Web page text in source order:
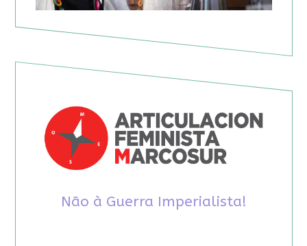
Não à Guerra Imperialista!